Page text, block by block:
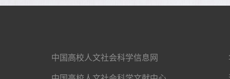
中国高校人文社会科学信息网